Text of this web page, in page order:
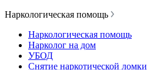
Наркологическая помощь
Наркологическая помощь
Нарколог на дом
УБОД
Снятие наркотической ломки